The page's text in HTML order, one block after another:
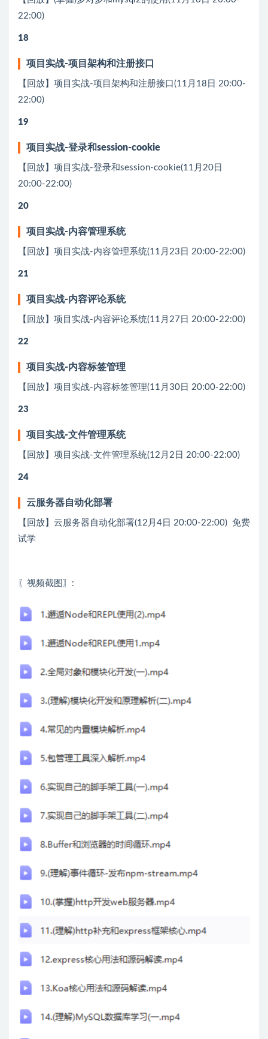
22:00)
18
项⽬实战-项⽬架构和注册接⼝
【回放】项⽬实战-项⽬架构和注册接⼝(11月18日 20:00-
22:00)
19
项⽬实战-登录和session-cookie
【回放】项⽬实战-登录和session-cookie(11月20日
20:00-22:00)
20
项⽬实战-内容管理系统
【回放】项⽬实战-内容管理系统(11月23日 20:00-22:00)
21
项⽬实战-内容评论系统
【回放】项⽬实战-内容评论系统(11月27日 20:00-22:00)
22
项⽬实战-内容标签管理
【回放】项⽬实战-内容标签管理(11月30日 20:00-22:00)
23
项⽬实战-⽂件管理系统
【回放】项⽬实战-⽂件管理系统(12月2日 20:00-22:00)
24
云服务器⾃动化部署
【回放】云服务器⾃动化部署(12月4日 20:00-22:00) 免费
试学
〖视频截图〗: